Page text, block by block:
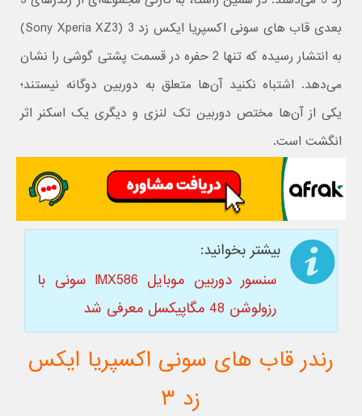
بعدی قاب های سونی اکسپریا ایکس زد 3 (Sony Xperia XZ3)
به انتشار رسیده که تنها 2 حفره در قسمت پشتی گوشی را نشان
می‌دهد. اشتباه نکنید آن‌ها متعلق به دوربین دوگانه نیستند؛
یکی از آن‌ها مختص دوربین تک لنزی و دیگری یک اسکنر اثر
انگشت است.
بیشتر بخوانید:
سنسور دوربین موبایل IMX586 سونی با
رزولوشن 48 مگاپیکسل معرفی شد
رندر قاب های سونی اکسپریا ایکس
زد ۳